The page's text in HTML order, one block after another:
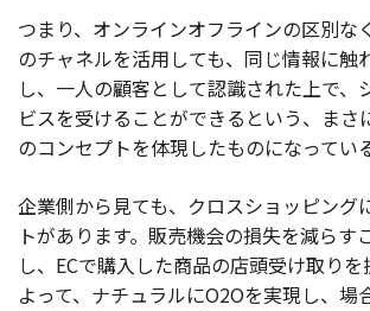
つまり、オンラインオフラインの区別な
のチャネルを活用しても、同じ情報に触
し、一人の顧客として認識された上で、
ビスを受けることができるという、まさ
のコンセプトを体現したものになってい
企業側から見ても、クロスショッピング
トがあります。販売機会の損失を減らす
し、ECで購入した商品の店頭受け取り
よって、ナチュラルにO2Oを実現し、場